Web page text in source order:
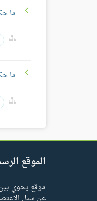
ما
ما
الموقع
موقع يحوي بين